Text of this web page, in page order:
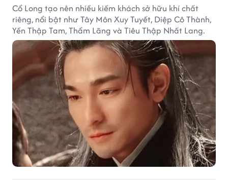
Cổ Long tạo nên nhiều kiếm khách sở hữu khí chất
riêng, nổi bật như Tây Môn Xuy Tuyết, Diệp Cô Thành,
Yến Thập Tam, Thẩm Lãng và Tiêu Thập Nhất Lang.